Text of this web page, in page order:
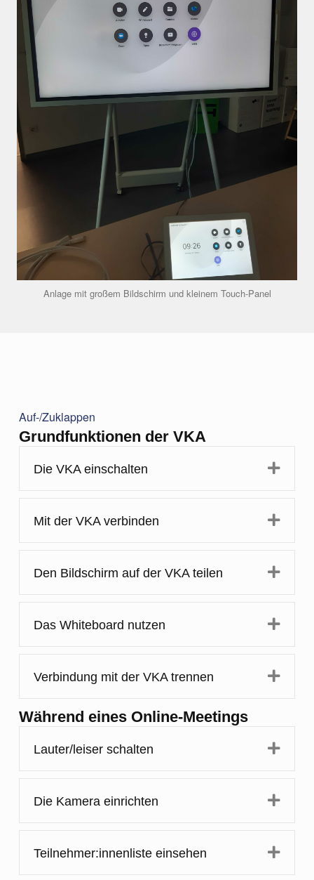
Anlage mit großem Bildschirm und kleinem Touch-Panel
Auf-/Zuklappen
Grundfunktionen der VKA
Die VKA einschalten
Mit der VKA verbinden
Den Bildschirm auf der VKA teilen
Das Whiteboard nutzen
Verbindung mit der VKA trennen
Während eines Online-Meetings
Lauter/leiser schalten
Die Kamera einrichten
Teilnehmer:innenliste einsehen